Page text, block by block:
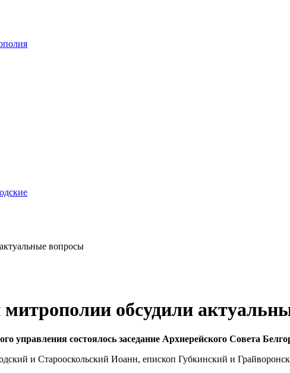
обсудили
управления состоялось заседание Архиерейского Совета
и Старооскольский Иоанн, епископ Губкинский и